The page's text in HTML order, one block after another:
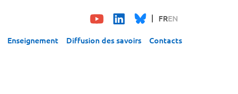
FREN
Enseignement Diffusion des savoirs Contacts